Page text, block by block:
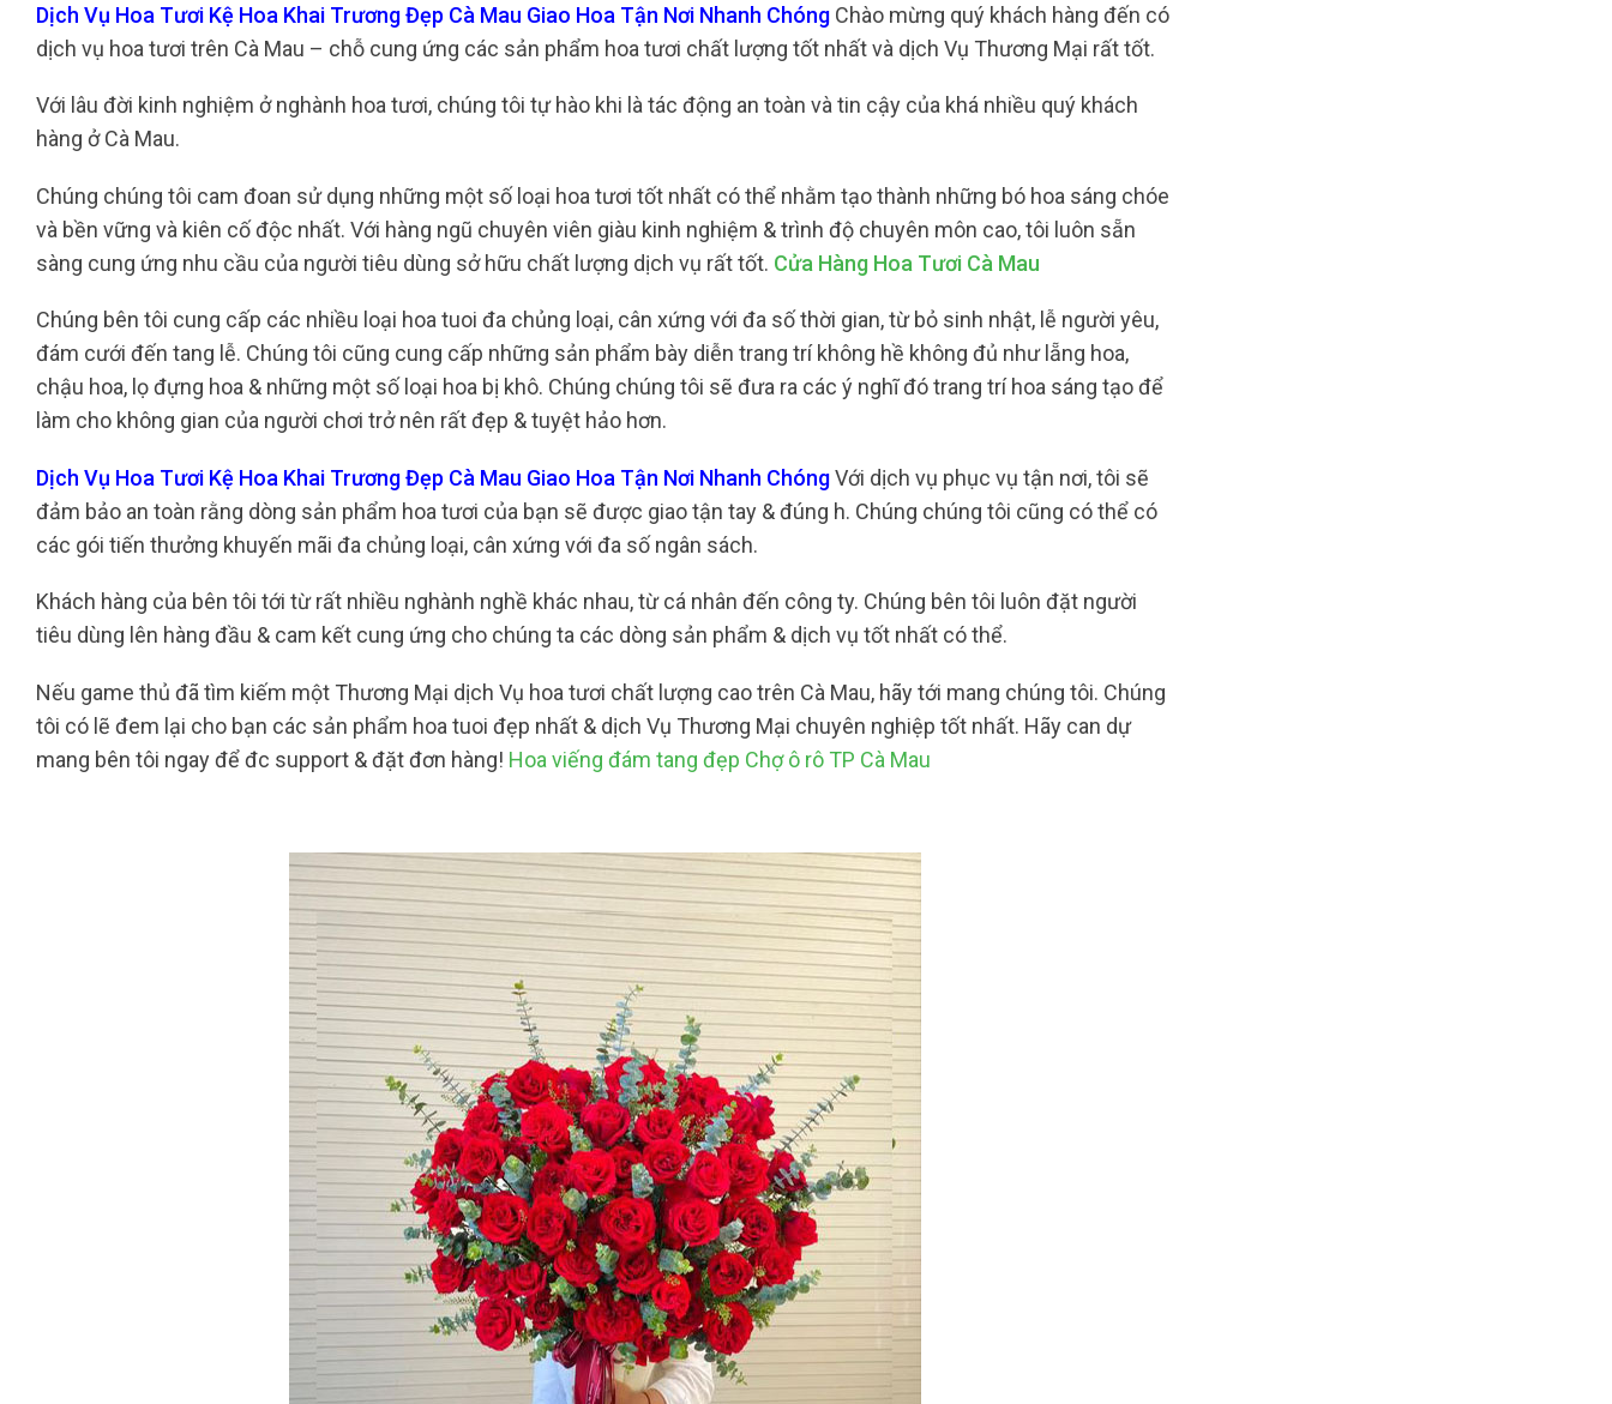
Dịch Vụ Hoa Tươi Kệ Hoa Khai Trương Đẹp Cà Mau Giao Hoa Tận Nơi Nhanh Chóng Chào mừng quý khách hàng đến có
dịch vụ hoa tươi trên Cà Mau – chỗ cung ứng các sản phẩm hoa tươi chất lượng tốt nhất và dịch Vụ Thương Mại rất tốt.
Với lâu đời kinh nghiệm ở nghành hoa tươi, chúng tôi tự hào khi là tác động an toàn và tin cậy của khá nhiều quý khách
hàng ở Cà Mau.
Chúng chúng tôi cam đoan sử dụng những một số loại hoa tươi tốt nhất có thể nhằm tạo thành những bó hoa sáng chóe
và bền vững và kiên cố độc nhất. Với hàng ngũ chuyên viên giàu kinh nghiệm & trình độ chuyên môn cao, tôi luôn sẵn
sàng cung ứng nhu cầu của người tiêu dùng sở hữu chất lượng dịch vụ rất tốt. Cửa Hàng Hoa Tươi Cà Mau
Chúng bên tôi cung cấp các nhiều loại hoa tuoi đa chủng loại, cân xứng với đa số thời gian, từ bỏ sinh nhật, lễ người yêu,
đám cưới đến tang lễ. Chúng tôi cũng cung cấp những sản phẩm bày diễn trang trí không hề không đủ như lẵng hoa,
chậu hoa, lọ đựng hoa & những một số loại hoa bị khô. Chúng chúng tôi sẽ đưa ra các ý nghĩ đó trang trí hoa sáng tạo để
làm cho không gian của người chơi trở nên rất đẹp & tuyệt hảo hơn.
Dịch Vụ Hoa Tươi Kệ Hoa Khai Trương Đẹp Cà Mau Giao Hoa Tận Nơi Nhanh ChóngVới dịch vụ phục vụ tận nơi, tôi sẽ
đảm bảo an toàn rằng dòng sản phẩm hoa tươi của bạn sẽ được giao tận tay & đúng h. Chúng chúng tôi cũng có thể có
các gói tiến thưởng khuyến mãi đa chủng loại, cân xứng với đa số ngân sách.
Khách hàng của bên tôi tới từ rất nhiều nghành nghề khác nhau, từ cá nhân đến công ty. Chúng bên tôi luôn đặt người
tiêu dùng lên hàng đầu & cam kết cung ứng cho chúng ta các dòng sản phẩm & dịch vụ tốt nhất có thể.
Nếu game thủ đã tìm kiếm một Thương Mại dịch Vụ hoa tươi chất lượng cao trên Cà Mau, hãy tới mang chúng tôi. Chúng
tôi có lẽ đem lại cho bạn các sản phẩm hoa tuoi đẹp nhất & dịch Vụ Thương Mại chuyên nghiệp tốt nhất. Hãy can dự
mang bên tôi ngay để đc support & đặt đơn hàng! Hoa viếng đám tang đẹp Chợ ô rô TP Cà Mau